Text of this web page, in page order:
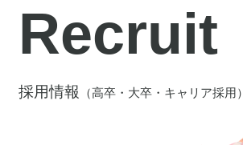
し、
Recruit
採用情報 （高卒・大卒・キャリア採用）